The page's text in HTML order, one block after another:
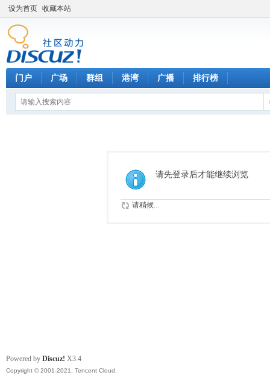
设为首页 收藏本站
门户 广场 群组 港湾 广播 排行榜
请先登录后才能继续浏览
请稍候...
Powered by Discuz! X3.4
Copyright © 2001-2021, Tencent Cloud.